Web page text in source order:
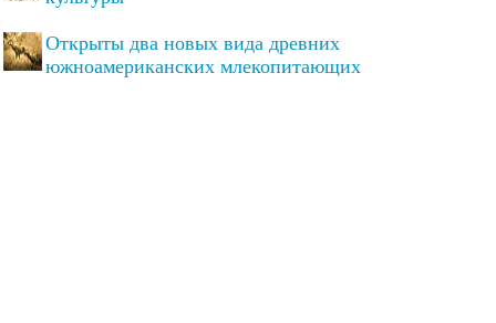
Открыты два новых вида древних
южноамериканских млекопитающих